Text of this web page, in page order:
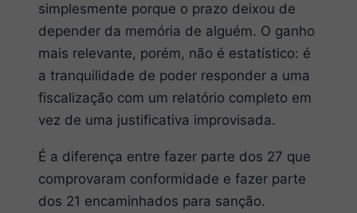
simplesmente porque o prazo deixou de
depender da memória de alguém. O ganho
mais relevante, porém, não é estatístico: é
a tranquilidade de poder responder a uma
fiscalização com um relatório completo em
vez de uma justificativa improvisada.
É a diferença entre fazer parte dos 27 que
comprovaram conformidade e fazer parte
dos 21 encaminhados para sanção.